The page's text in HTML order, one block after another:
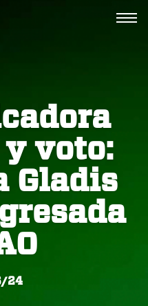
y voto:
Gladis
24